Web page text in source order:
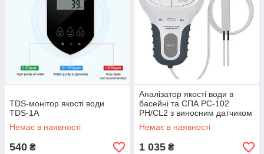
TDS-монітор якості води
TDS-1A
Немає в наявності
540 ₴
Аналізатор якості води в
басейні та СПА РС-102
PH/CL2 з виносним датчиком
(хлорометр/PH метр)
Немає в наявності
1 035 ₴